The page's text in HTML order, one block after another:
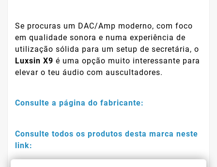
Se procuras um DAC/Amp moderno, com foco
em qualidade sonora e numa experiência de
utilização sólida para um setup de secretária, o
Luxsin X9 é uma opção muito interessante para
elevar o teu áudio com auscultadores.
Consulte a página do fabricante:
Consulte todos os produtos desta marca neste
link: